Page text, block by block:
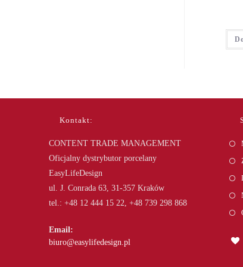
Kontakt:
CONTENT TRADE MANAGEMENT
Oficjalny dystrybutor porcelany
EasyLifeDesign
ul. J. Conrada 63, 31-357 Kraków
tel.: +48 12 444 15 22, +48 739 298 868
Email:
biuro@easylifedesign.pl